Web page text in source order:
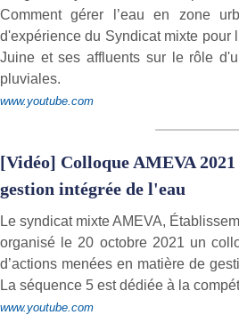
Comment gérer l’eau en zone
d'expérience du Syndicat mixte pour
Juine et ses affluents sur le rôle
pluviales.
www.youtube.com
[Vidéo] Colloque AMEVA
gestion intégrée de l'eau
Le syndicat mixte AMEVA,
organisé le 20 octobre 2021 un
d’actions menées en matière de
La séquence 5 est dédiée à la
www.youtube.com